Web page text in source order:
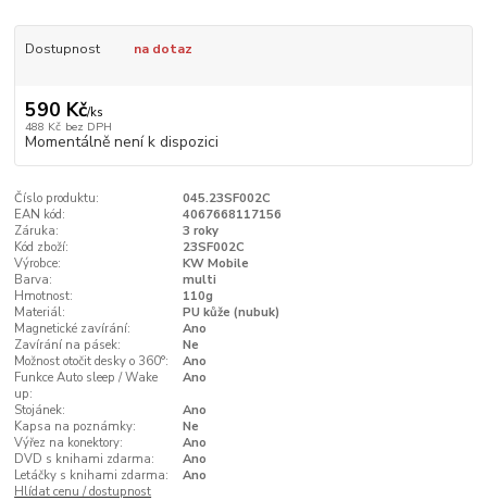
Dostupnost na dotaz
590 Kč/ks
488 Kč bez DPH
Momentálně není k dispozici
Číslo produktu:
045.23SF002C
EAN kód:
4067668117156
Záruka:
3 roky
Kód zboží:
23SF002C
Výrobce:
KW Mobile
Barva:
multi
Hmotnost:
110g
Materiál:
PU kůže (nubuk)
Magnetické zavírání:
Ano
Zavírání na pásek:
Ne
Možnost otočit desky o 360°:
Ano
Funkce Auto sleep / Wake
up:
Ano
Stojánek:
Ano
Kapsa na poznámky:
Ne
Výřez na konektory:
Ano
DVD s knihami zdarma:
Ano
Letáčky s knihami zdarma:
Ano
Hlídat cenu / dostupnost